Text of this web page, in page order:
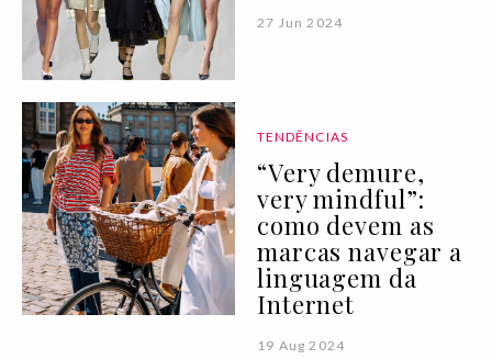
27 Jun 2024
TENDÊNCIAS
“Very demure,
very mindful”:
como devem as
marcas navegar a
linguagem da
Internet
19 Aug 2024